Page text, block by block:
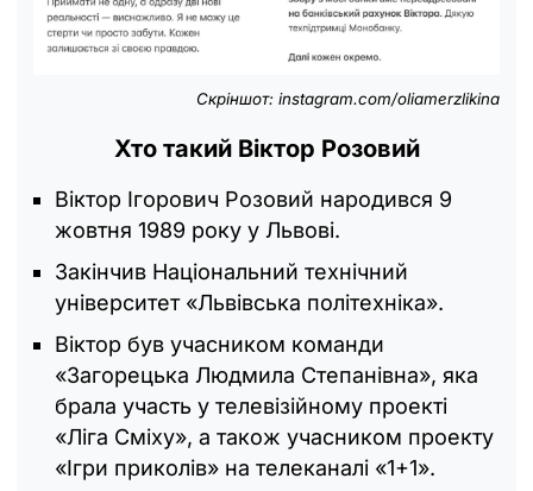
Скріншот: instagram.com/oliamerzlikina
Хто такий Віктор Розовий
Віктор Ігорович Розовий народився 9
жовтня 1989 року у Львові.
Закінчив Національний технічний
університет «Львівська політехніка».
Віктор був учасником команди
«Загорецька Людмила Степанівна», яка
брала участь у телевізійному проекті
«Ліга Сміху», а також учасником проекту
«Ігри приколів» на телеканалі «1+1».